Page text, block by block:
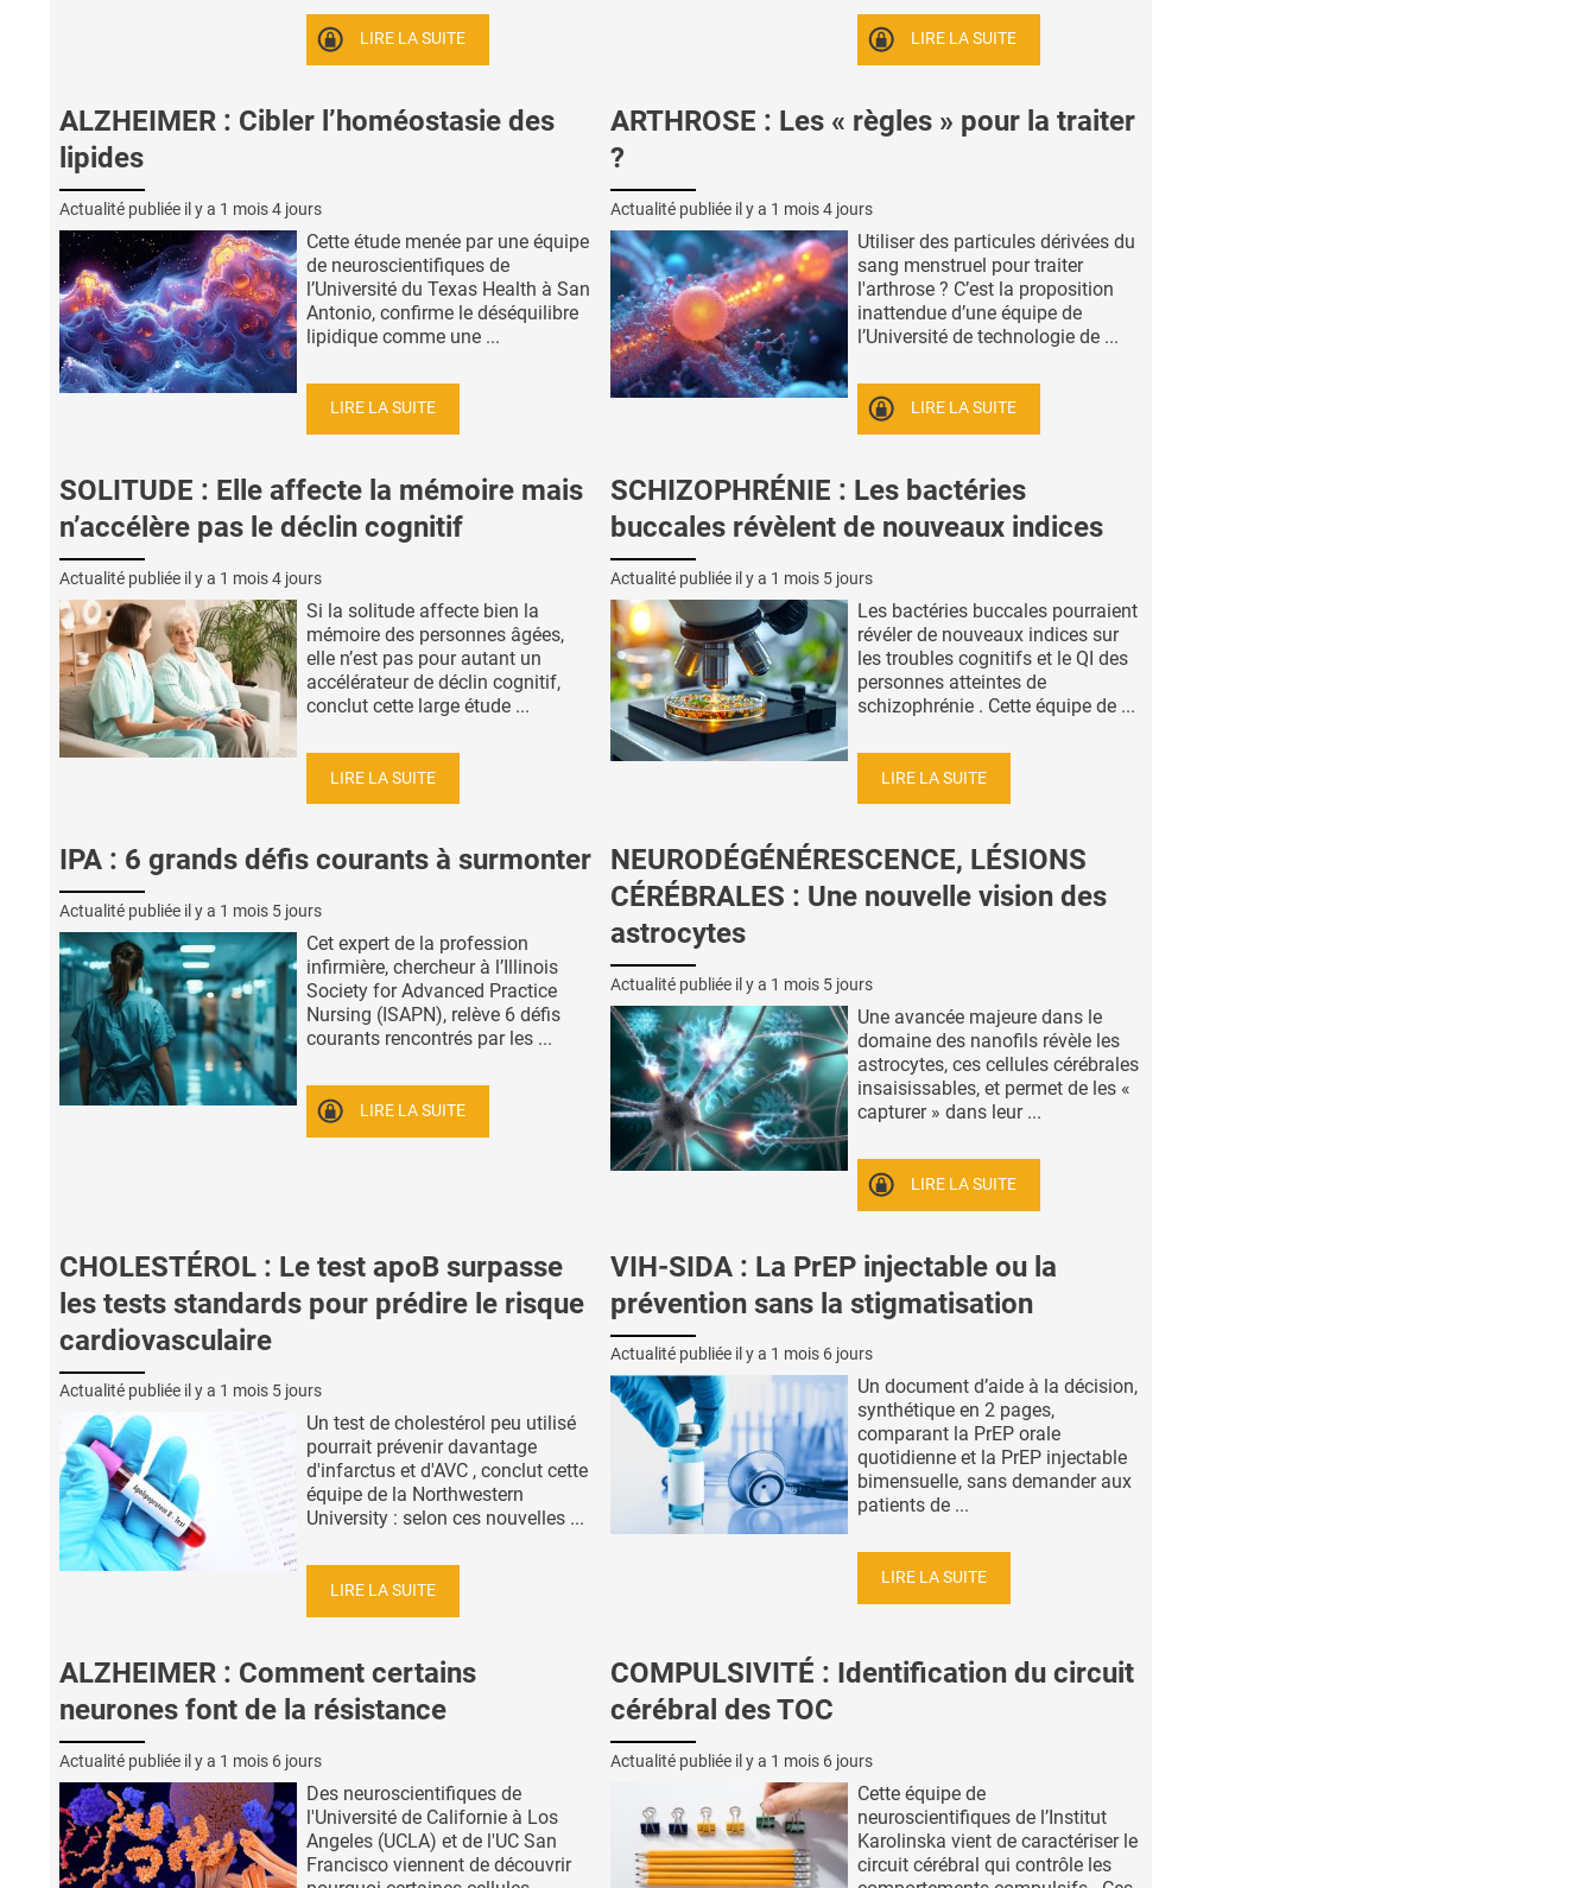
LIRE LA SUITE LIRE LA SUITE
ALZHEIMER : Cibler l’homéostasie des
lipides
Actualité publiée il y a 1 mois 4 jours
Cette étude menée par une équipe
de neuroscientifiques de
l’Université du Texas Health à San
Antonio, confirme le déséquilibre
lipidique comme une ...
LIRE LA SUITE
ARTHROSE : Les « règles » pour la traiter
?
Actualité publiée il y a 1 mois 4 jours
Utiliser des particules dérivées du
sang menstruel pour traiter
l'arthrose ? C’est la proposition
inattendue d’une équipe de
l’Université de technologie de ...
LIRE LA SUITE
SOLITUDE : Elle affecte la mémoire mais
n’accélère pas le déclin cognitif
Actualité publiée il y a 1 mois 4 jours
Si la solitude affecte bien la
mémoire des personnes âgées,
elle n’est pas pour autant un
accélérateur de déclin cognitif,
conclut cette large étude ...
LIRE LA SUITE
SCHIZOPHRÉNIE : Les bactéries
buccales révèlent de nouveaux indices
Actualité publiée il y a 1 mois 5 jours
Les bactéries buccales pourraient
révéler de nouveaux indices sur
les troubles cognitifs et le QI des
personnes atteintes de
schizophrénie . Cette équipe de ...
LIRE LA SUITE
IPA : 6 grands défis courants à surmonter
Actualité publiée il y a 1 mois 5 jours
Cet expert de la profession
infirmière, chercheur à l’Illinois
Society for Advanced Practice
Nursing (ISAPN), relève 6 défis
courants rencontrés par les ...
LIRE LA SUITE
NEURODÉGÉNÉRESCENCE, LÉSIONS
CÉRÉBRALES : Une nouvelle vision des
astrocytes
Actualité publiée il y a 1 mois 5 jours
Une avancée majeure dans le
domaine des nanofils révèle les
astrocytes, ces cellules cérébrales
insaisissables, et permet de les «
capturer » dans leur ...
LIRE LA SUITE
CHOLESTÉROL : Le test apoB surpasse
les tests standards pour prédire le risque
cardiovasculaire
Actualité publiée il y a 1 mois 5 jours
Un test de cholestérol peu utilisé
pourrait prévenir davantage
d'infarctus et d'AVC , conclut cette
équipe de la Northwestern
University : selon ces nouvelles ...
LIRE LA SUITE
VIH-SIDA : La PrEP injectable ou la
prévention sans la stigmatisation
Actualité publiée il y a 1 mois 6 jours
Un document d’aide à la décision,
synthétique en 2 pages,
comparant la PrEP orale
quotidienne et la PrEP injectable
bimensuelle, sans demander aux
patients de ...
LIRE LA SUITE
ALZHEIMER : Comment certains
neurones font de la résistance
Actualité publiée il y a 1 mois 6 jours
Des neuroscientifiques de
l'Université de Californie à Los
Angeles (UCLA) et de l'UC San
Francisco viennent de découvrir
COMPULSIVITÉ : Identification du circuit
cérébral des TOC
Actualité publiée il y a 1 mois 6 jours
Cette équipe de
neuroscientifiques de l’Institut
Karolinska vient de caractériser le
circuit cérébral qui contrôle les